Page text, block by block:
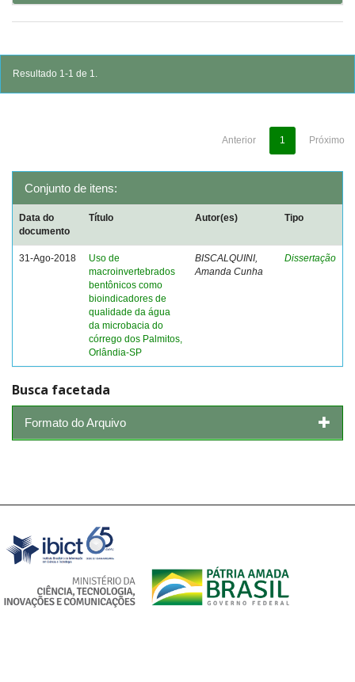
Resultado 1-1 de 1.
Anterior 1 Próximo
Conjunto de itens:
Data do
documento
Título Autor(es) Tipo
31-Ago-2018
Uso de
macroinvertebrados
bentônicos como
bioindicadores de
qualidade da água
da microbacia do
córrego dos Palmitos,
Orlândia-SP
BISCALQUINI,
Amanda Cunha
Dissertação
Busca facetada
Formato do Arquivo